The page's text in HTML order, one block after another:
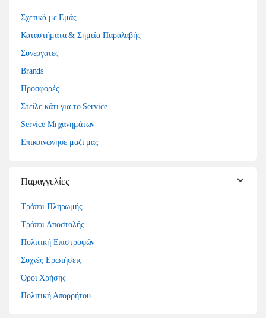
Σχετικά με Εμάς
Καταστήματα & Σημεία Παραλαβής
Συνεργάτες
Brands
Προσφορές
Στείλε κάτι για το Service
Service Μηχανημάτων
Επικοινώνησε μαζί μας
Παραγγελίες
Τρόποι Πληρωμής
Τρόποι Αποστολής
Πολιτική Επιστροφών
Συχνές Ερωτήσεις
Όροι Χρήσης
Πολιτική Απορρήτου